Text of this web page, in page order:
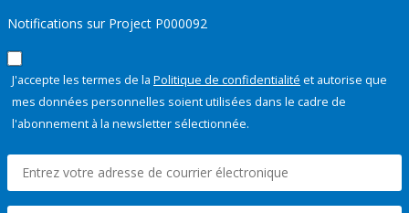
Notifications sur Project P000092
J'accepte les termes de la Politique de confidentialité et autorise que
mes données personnelles soient utilisées dans le cadre de
l'abonnement à la newsletter sélectionnée.